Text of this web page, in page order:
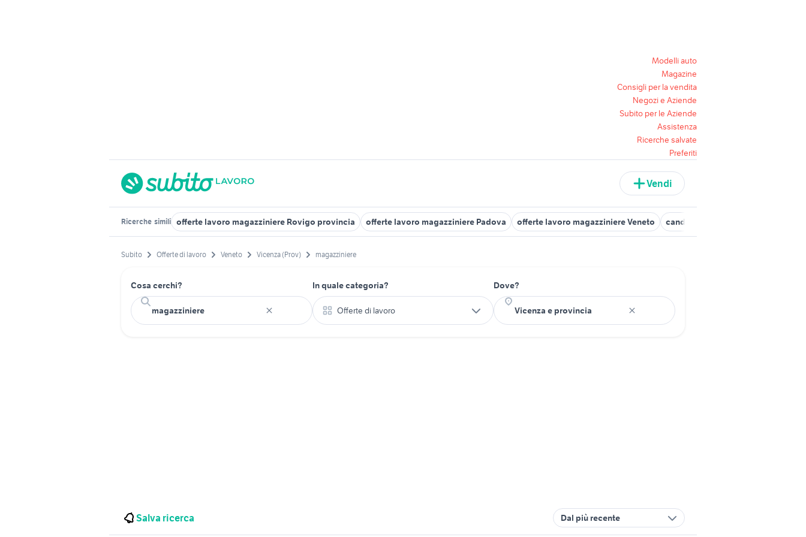
Modelli auto
Magazine
Consigli per la vendita
Negozi e Aziende
Subito per le Aziende
Assistenza
Ricerche salvate
Preferiti
Vendi
Ricerche simili offerte lavoro magazziniere Rovigo provincia offerte lavoro magazziniere Padova offerte lavoro magazziniere Veneto candidati lavoro magazziniere
Subito Offerte di lavoro Veneto Vicenza (Prov) magazziniere
Cosa cerchi? In quale categoria?
Offerte di lavoro
Dove?
Salva ricerca Dal più recente